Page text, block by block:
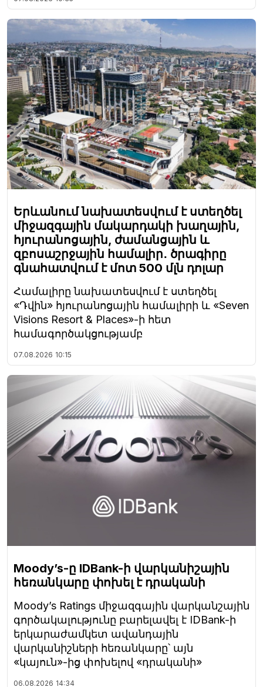
Երևանում նախատեսվում է ստեղծել
միջազգային մակարդակի խաղային,
հյուրանոցային, ժամանցային և
զբոսաշրջային համալիր․ ծրագիրը
գնահատվում է մոտ 500 մլն դոլար
Համալիրը նախատեսվում է ստեղծել
«Դվին» հյուրանոցային համալիրի և «Seven
Visions Resort & Places»-ի հետ
համագործակցությամբ
07.08.2026 10:15
Moody’s-ը IDBank-ի վարկանիշային
հեռանկարը փոխել է դրականի
Moody’s Ratings միջազգային վարկանշային
գործակալությունը բարելավել է IDBank-ի
երկարաժամկետ ավանդային
վարկանիշների հեռանկարը՝ այն
«կայուն»-ից փոխելով «դրականի»
06.08.2026 14:34